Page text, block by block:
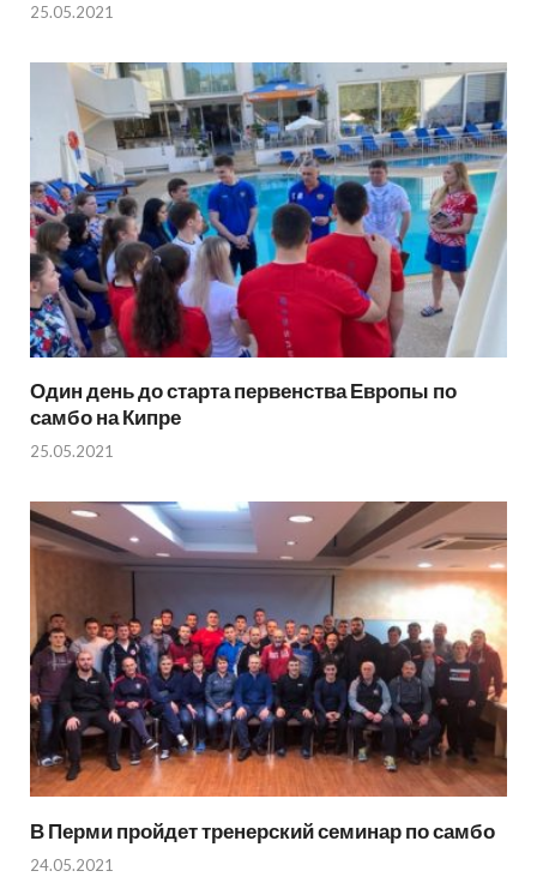
25.05.2021
Один день до старта первенства Европы по
самбо на Кипре
25.05.2021
В Перми пройдет тренерский семинар по самбо
24.05.2021